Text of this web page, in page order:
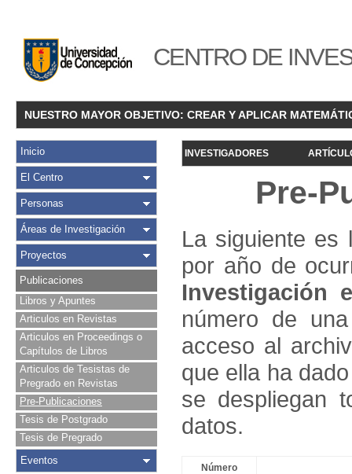
CENTRO DE
NUESTRO MAYOR OBJETIVO: CREAR Y APLICAR
Inicio
El Centro
Personas
Áreas de Investigación
Proyectos
Publicaciones
Libros y Apuntes
Articulos en Revistas
Articulos en Proceedings o
Capítulos de Libros
Articulos de Tesistas de
Pregrado en Revistas
Pre-Publicaciones
Tesis de Postgrado
Tesis de Pregrado
Eventos
INVESTIGADORES
Pre-
La siguiente es
por año de
Investigación
número de
acceso al
que ella ha
se despliegan
datos.
Número